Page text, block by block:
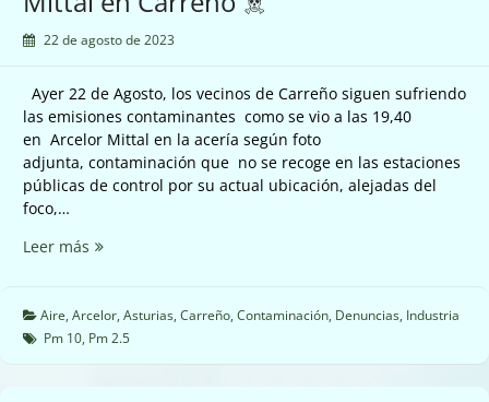
22 de agosto de 2023
Ayer 22 de Agosto, los vecinos de Carreño siguen sufriendo
las emisiones contaminantes como se vio a las 19,40
en Arcelor Mittal en la acería según foto
adjunta, contaminación que no se recoge en las estaciones
públicas de control por su actual ubicación, alejadas del
foco,…
Leer más ☠️
Arcelor
Mittal
Aire, Arcelor, Asturias, Carreño, Contaminación, Denuncias, Industria
Pm 10, Pm 2.5